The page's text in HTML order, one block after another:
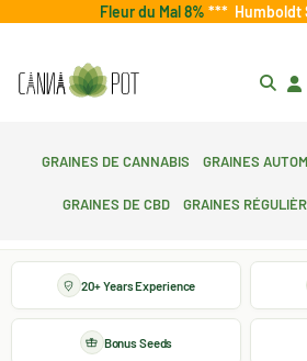
Fleur du Mal 8% *** Humboldt
Graines de cannabis Graines
Graines de CBD Graines
20+ Years Experience
Bonus Seeds